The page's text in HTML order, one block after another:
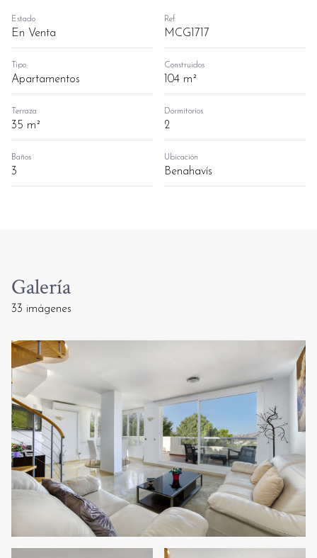
Estado
En Venta
Ref
MCG1717
Tipo
Apartamentos
Construidos
104 m²
Terraza
35 m²
Dormitorios
2
Baños
3
Ubicación
Benahavís
Galería
33 imágenes